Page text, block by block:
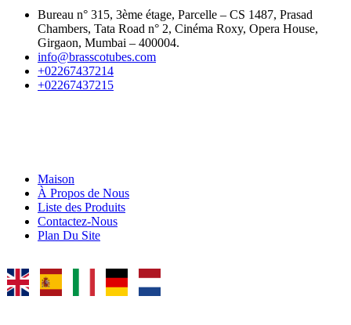
Bureau n° 315, 3ème étage, Parcelle – CS 1487, Prasad
Chambers, Tata Road n° 2, Cinéma Roxy, Opera House,
Girgaon, Mumbai – 400004.
info@brasscotubes.com
+02267437214
+02267437215
Maison
À Propos de Nous
Liste des Produits
Contactez-Nous
Plan Du Site